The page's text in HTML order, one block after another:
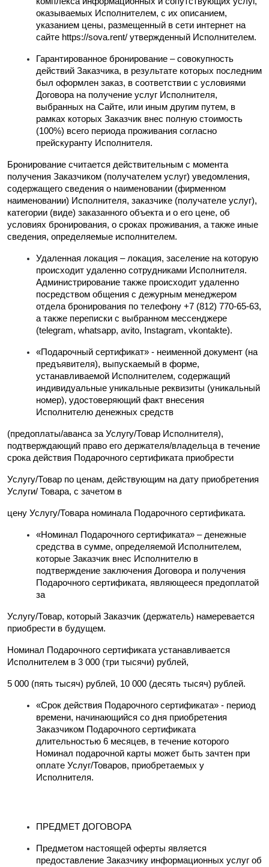
оказываемых Исполнителем, с их описанием,
указанием цены, размещенный в сети интернет на
сайте https://sova.rent/ утвержденный Исполнителем.
Гарантированное бронирование – совокупность
действий Заказчика, в результате которых последним
был оформлен заказ, в соответствии с условиями
Договора на получение услуг Исполнителя,
выбранных на Сайте, или иным другим путем, в
рамках которых Заказчик внес полную стоимость
(100%) всего периода проживания согласно
прейскуранту Исполнителя.
Бронирование считается действительным с момента
получения Заказчиком (получателем услуг) уведомления,
содержащего сведения о наименовании (фирменном
наименовании) Исполнителя, заказчике (получателе услуг),
категории (виде) заказанного объекта и о его цене, об
условиях бронирования, о сроках проживания, а также иные
сведения, определяемые исполнителем.
Удаленная локация – локация, заселение на которую
происходит удаленно сотрудниками Исполнителя.
Администрирование также происходит удаленно
посредством общения c дежурным менеджером
отдела бронирования по телефону +7 (812) 770-65-63,
а также переписки с выбранном мессенджере
(telegram, whatsapp, avito, Instagram, vkontakte).
«Подарочный сертификат» - неименной документ (на
предъявителя), выпускаемый в форме,
устанавливаемой Исполнителем, содержащий
индивидуальные уникальные реквизиты (уникальный
номер), удостоверяющий факт внесения
Исполнителю денежных средств
(предоплаты/аванса за Услугу/Товар Исполнителя),
подтверждающий право его держателя/владельца в течение
срока действия Подарочного сертификата приобрести
Услугу/Товар по ценам, действующим на дату приобретения
Услуги/ Товара, с зачетом в
цену Услугу/Товара номинала Подарочного сертификата.
«Номинал Подарочного сертификата» – денежные
средства в сумме, определяемой Исполнителем,
которые Заказчик внес Исполнителю в
подтверждение заключения Договора и получения
Подарочного сертификата, являющееся предоплатой
за
Услугу/Товар, который Заказчик (держатель) намеревается
приобрести в будущем.
Номинал Подарочного сертификата устанавливается
Исполнителем в 3 000 (три тысячи) рублей,
5 000 (пять тысяч) рублей, 10 000 (десять тысяч) рублей.
«Срок действия Подарочного сертификата» - период
времени, начинающийся со дня приобретения
Заказчиком Подарочного сертификата
длительностью 6 месяцев, в течение которого
Номинал подарочной карты может быть зачтен при
оплате Услуг/Товаров, приобретаемых у
Исполнителя.
ПРЕДМЕТ ДОГОВОРА
Предметом настоящей оферты является
предоставление Заказчику информационных услуг об